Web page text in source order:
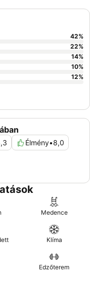
Élmény•8,0
42%
22%
14%
10%
12%
Medence
Klíma
Edzőterem